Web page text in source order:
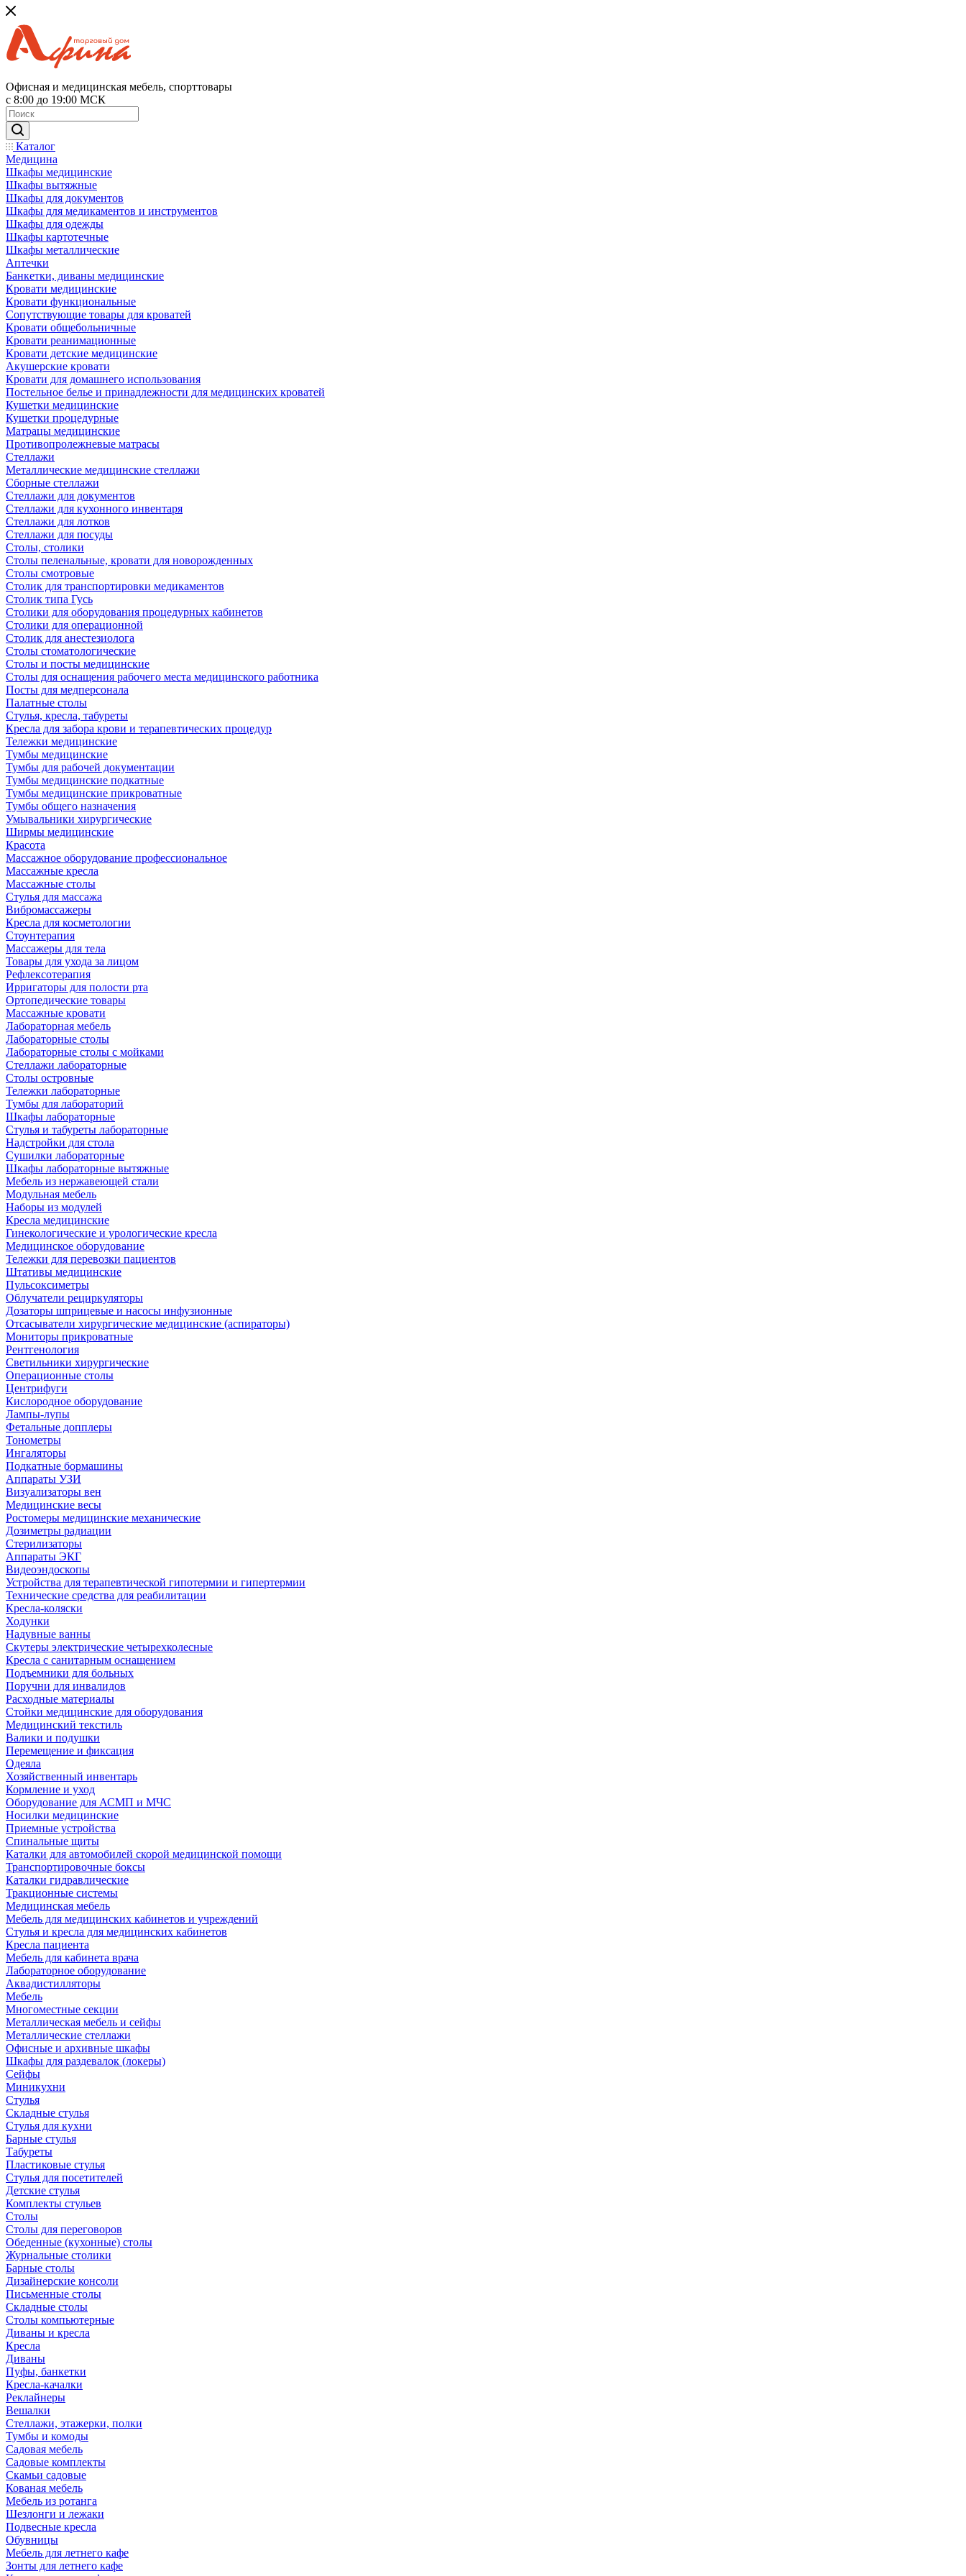
Офисная и медицинская мебель, спорттовары
с 8:00 до 19:00 МСК
Каталог
Медицина
Шкафы медицинские
Шкафы вытяжные
Шкафы для документов
Шкафы для медикаментов и инструментов
Шкафы для одежды
Шкафы картотечные
Шкафы металлические
Аптечки
Банкетки, диваны медицинские
Кровати медицинские
Кровати функциональные
Сопутствующие товары для кроватей
Кровати общебольничные
Кровати реанимационные
Кровати детские медицинские
Акушерские кровати
Кровати для домашнего использования
Постельное белье и принадлежности для медицинских кроватей
Кушетки медицинские
Кушетки процедурные
Матрацы медицинские
Противопролежневые матрасы
Стеллажи
Металлические медицинские стеллажи
Сборные стеллажи
Стеллажи для документов
Стеллажи для кухонного инвентаря
Стеллажи для лотков
Стеллажи для посуды
Столы, столики
Столы пеленальные, кровати для новорожденных
Столы смотровые
Столик для транспортировки медикаментов
Столик типа Гусь
Столики для оборудования процедурных кабинетов
Столики для операционной
Столик для анестезиолога
Столы стоматологические
Столы и посты медицинские
Столы для оснащения рабочего места медицинского работника
Посты для медперсонала
Палатные столы
Стулья, кресла, табуреты
Кресла для забора крови и терапевтических процедур
Тележки медицинские
Тумбы медицинские
Тумбы для рабочей документации
Тумбы медицинские подкатные
Тумбы медицинские прикроватные
Тумбы общего назначения
Умывальники хирургические
Ширмы медицинские
Красота
Массажное оборудование профессиональное
Массажные кресла
Массажные столы
Стулья для массажа
Вибромассажеры
Кресла для косметологии
Стоунтерапия
Массажеры для тела
Товары для ухода за лицом
Рефлексотерапия
Ирригаторы для полости рта
Ортопедические товары
Массажные кровати
Лабораторная мебель
Лабораторные столы
Лабораторные столы с мойками
Стеллажи лабораторные
Столы островные
Тележки лабораторные
Тумбы для лабораторий
Шкафы лабораторные
Стулья и табуреты лабораторные
Надстройки для стола
Сушилки лабораторные
Шкафы лабораторные вытяжные
Мебель из нержавеющей стали
Модульная мебель
Наборы из модулей
Кресла медицинские
Гинекологические и урологические кресла
Медицинское оборудование
Тележки для перевозки пациентов
Штативы медицинские
Пульсоксиметры
Облучатели рециркуляторы
Дозаторы шприцевые и насосы инфузионные
Отсасыватели хирургические медицинские (аспираторы)
Мониторы прикроватные
Рентгенология
Светильники хирургические
Операционные столы
Центрифуги
Кислородное оборудование
Лампы-лупы
Фетальные допплеры
Тонометры
Ингаляторы
Подкатные бормашины
Аппараты УЗИ
Визуализаторы вен
Медицинские весы
Ростомеры медицинские механические
Дозиметры радиации
Стерилизаторы
Аппараты ЭКГ
Видеоэндоскопы
Устройства для терапевтической гипотермии и гипертермии
Технические средства для реабилитации
Кресла-коляски
Ходунки
Надувные ванны
Скутеры электрические четырехколесные
Кресла с санитарным оснащением
Подъемники для больных
Поручни для инвалидов
Расходные материалы
Стойки медицинские для оборудования
Медицинский текстиль
Валики и подушки
Перемещение и фиксация
Одеяла
Хозяйственный инвентарь
Кормление и уход
Оборудование для АСМП и МЧС
Носилки медицинские
Приемные устройства
Спинальные щиты
Каталки для автомобилей скорой медицинской помощи
Транспортировочные боксы
Каталки гидравлические
Тракционные системы
Медицинская мебель
Мебель для медицинских кабинетов и учреждений
Стулья и кресла для медицинских кабинетов
Кресла пациента
Мебель для кабинета врача
Лабораторное оборудование
Аквадистилляторы
Мебель
Многоместные секции
Металлическая мебель и сейфы
Металлические стеллажи
Офисные и архивные шкафы
Шкафы для раздевалок (локеры)
Сейфы
Миникухни
Стулья
Складные стулья
Стулья для кухни
Барные стулья
Табуреты
Пластиковые стулья
Стулья для посетителей
Детские стулья
Комплекты стульев
Столы
Столы для переговоров
Обеденные (кухонные) столы
Журнальные столики
Барные столы
Дизайнерские консоли
Письменные столы
Складные столы
Столы компьютерные
Диваны и кресла
Кресла
Диваны
Пуфы, банкетки
Кресла-качалки
Реклайнеры
Вешалки
Стеллажи, этажерки, полки
Тумбы и комоды
Садовая мебель
Садовые комплекты
Скамьи садовые
Кованая мебель
Мебель из ротанга
Шезлонги и лежаки
Подвесные кресла
Обувницы
Мебель для летнего кафе
Зонты для летнего кафе